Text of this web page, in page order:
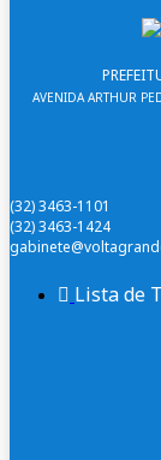
AVENIDA ARTHUR
(32) 3463-1101
(32) 3463-1424
Lista de